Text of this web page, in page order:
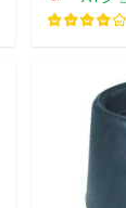
夏